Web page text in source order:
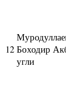
12 Боходир
угли